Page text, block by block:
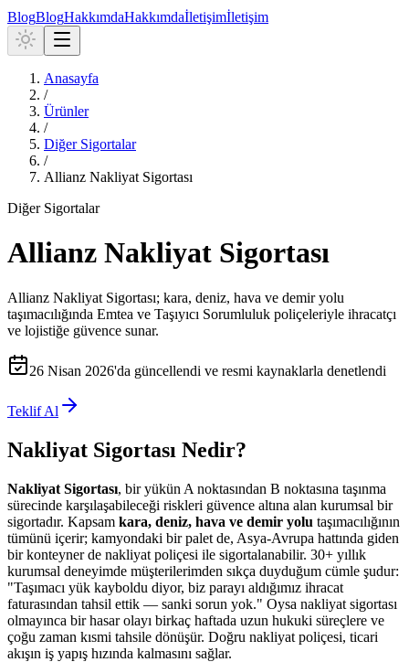
BlogBlogHakkımdaHakkımdaİletişimİletişim
Anasayfa
/
Ürünler
/
Diğer Sigortalar
/
Allianz Nakliyat Sigortası
Diğer Sigortalar
Allianz Nakliyat Sigortası
Allianz Nakliyat Sigortası; kara, deniz, hava ve demir yolu
taşımacılığında Emtea ve Taşıyıcı Sorumluluk poliçeleriyle ihracatçı
ve lojistiğe güvence sunar.
26 Nisan 2026'da güncellendi ve resmi kaynaklarla denetlendi
Teklif Al
Nakliyat Sigortası Nedir?
Nakliyat Sigortası, bir yükün A noktasından B noktasına taşınma
sürecinde karşılaşabileceği riskleri güvence altına alan kurumsal bir
sigortadır. Kapsam kara, deniz, hava ve demir yolu taşımacılığının
tümünü içerir; kamyondaki bir palet de, Asya-Avrupa hattında giden
bir konteyner de nakliyat poliçesi ile sigortalanabilir. 30+ yıllık
kurumsal deneyimde müşterilerimden sıkça duyduğum cümle şudur:
"Taşımacı yük kayboldu diyor, biz parayı aldığımız ihracat
faturasından tahsil ettik — sanki sorun yok." Oysa nakliyat sigortası
olmayınca bir hasar olayı birkaç haftada uzun hukuki süreçlere ve
çoğu zaman kısmi tahsile dönüşür. Doğru nakliyat poliçesi, ticari
akışın iş yapış hızında kalmasını sağlar.